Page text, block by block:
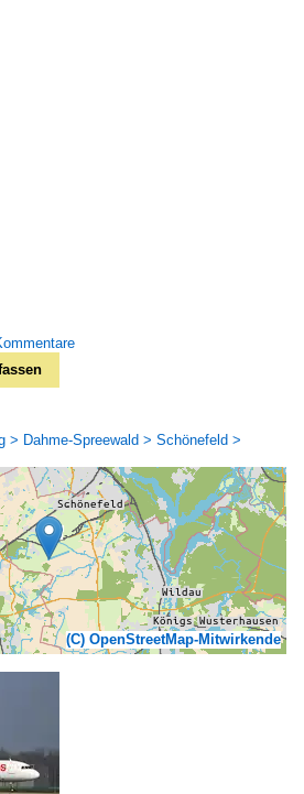
> Dahme-Spreewald > Schönefeld >
(C) OpenStreetMap-Mitwirkende